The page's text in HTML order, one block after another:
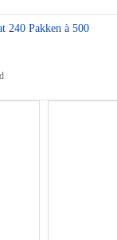
240 Pakken à 500